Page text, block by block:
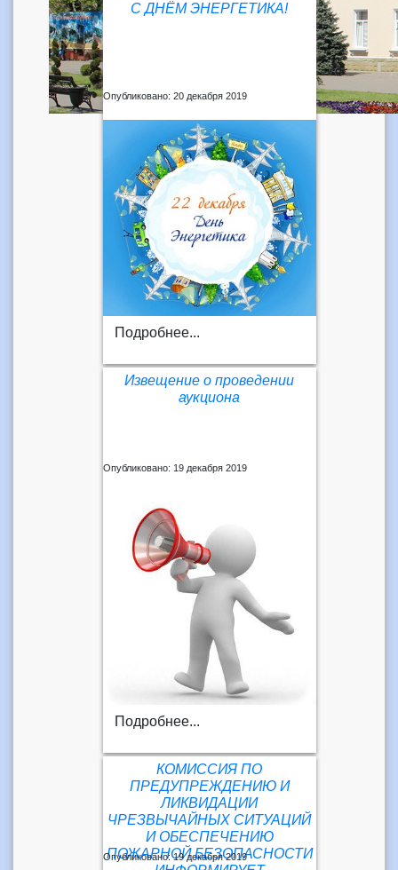
С ДНЁМ ЭНЕРГЕТИКА!
Опубликовано: 20 декабря 2019
Подробнее...
Извещение о проведении
аукциона
Опубликовано: 19 декабря 2019
Подробнее...
КОМИССИЯ ПО
ПРЕДУПРЕЖДЕНИЮ И
ЛИКВИДАЦИИ
ЧРЕЗВЫЧАЙНЫХ СИТУАЦИЙ
И ОБЕСПЕЧЕНИЮ
ПОЖАРНОЙ БЕЗОПАСНОСТИ
Опубликовано: 19 декабря 2019